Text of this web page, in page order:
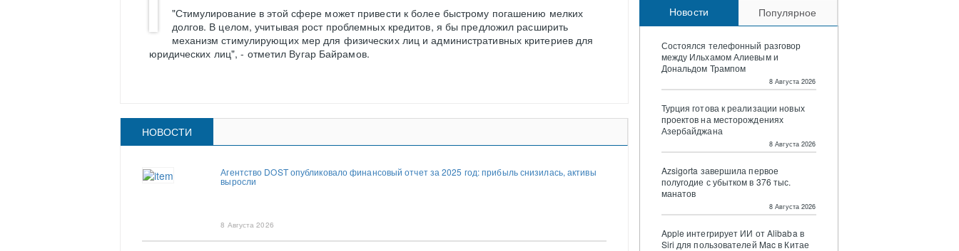
"Стимулирование в этой сфере может привести к более быстрому погашению мелких
долгов. В целом, учитывая рост проблемных кредитов, я бы предложил расширить
механизм стимулирующих мер для физических лиц и административных критериев для
юридических лиц", - отметил Вугар Байрамов.
НОВОСТИ
Агентство DOST опубликовало финансовый отчет за 2025 год: прибыль снизилась, активы
выросли
8 Августа 2026
Новости Популярное
Состоялся телефонный разговор
между Ильхамом Алиевым и
Дональдом Трампом
8 Августа 2026
Турция готова к реализации новых
проектов на месторождениях
Азербайджана
8 Августа 2026
Azsigorta завершила первое
полугодие с убытком в 376 тыс.
манатов
8 Августа 2026
Apple интегрирует ИИ от Alibaba в
Siri для пользователей Mac в Китае